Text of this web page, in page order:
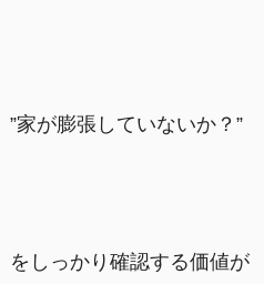
”家が膨張していないか？”
をしっかり確認する価値が